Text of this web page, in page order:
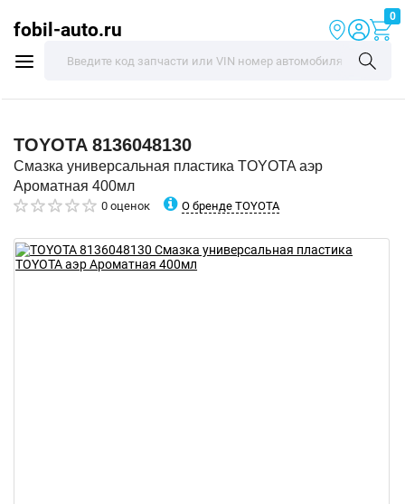
fobil-auto.ru
0
TOYOTA 8136048130
Смазка универсальная пластика TOYOTA аэр
Ароматная 400мл
0 оценок О бренде TOYOTA